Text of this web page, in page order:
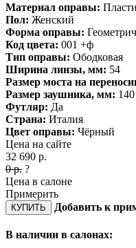
Материал оправы:
Пол: Женский
Форма оправы:
Код цвета: 001 +ф
Тип оправы: Ободковая
Ширина линзы, мм: 54
Размер моста на
Размер заушника, мм: 140
Футляр: Да
Страна: Италия
Цвет оправы: Чёрный
Цена на сайте
32 690 р.
0р. ?
Цена в салоне
Примерить
КУПИТЬ Добавить к
В наличии в салонах: